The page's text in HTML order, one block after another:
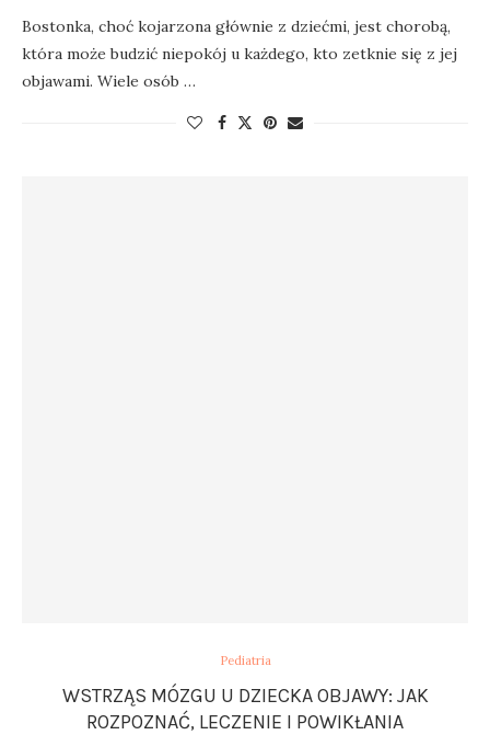
Bostonka, choć kojarzona głównie z dziećmi, jest chorobą,
która może budzić niepokój u każdego, kto zetknie się z jej
objawami. Wiele osób …
Pediatria
WSTRZĄS MÓZGU U DZIECKA OBJAWY: JAK
ROZPOZNAĆ, LECZENIE I POWIKŁANIA